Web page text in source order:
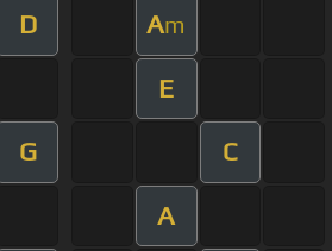
D Am
E
G C
A